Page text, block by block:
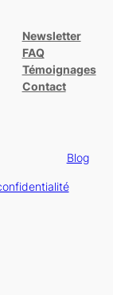
Newsletter
FAQ
Témoignages
Contact
Blog